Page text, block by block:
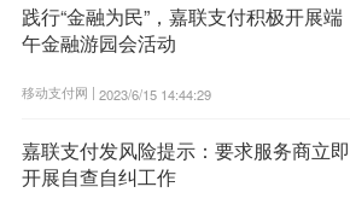
践行“金融为民”，嘉联支付积极开展端
午金融游园会活动
移动支付网 | 2023/6/15 14:44:29
嘉联支付发风险提示：要求服务商立即
开展自查自纠工作